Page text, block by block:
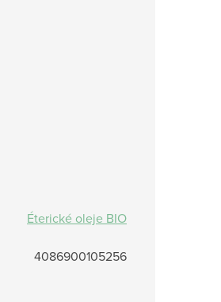
Éterické oleje BIO
4086900105256